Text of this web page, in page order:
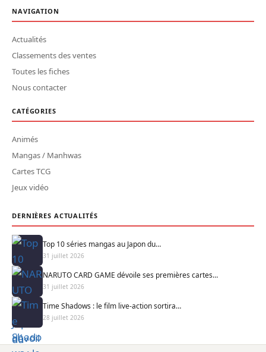
NAVIGATION
Actualités
Classements des ventes
Toutes les fiches
Nous contacter
CATÉGORIES
Animés
Mangas / Manhwas
Cartes TCG
Jeux vidéo
DERNIÈRES ACTUALITÉS
Top 10 séries mangas au Japon du…
31 juillet 2026
NARUTO CARD GAME dévoile ses premières cartes…
31 juillet 2026
Time Shadows : le film live-action sortira…
28 juillet 2026